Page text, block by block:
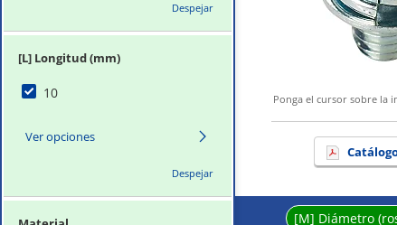
Despejar
[L] Longitud (mm)
10
Ver opciones
Despejar
Ponga el cursor sobre la
[M] Diámetro